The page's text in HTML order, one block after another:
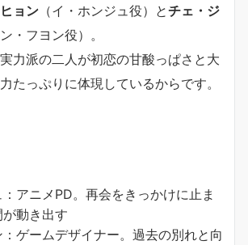
ョン （イ・ホンジュ役）とチェ・ジ
・フヨン役）。
力派の二人が初恋の甘酸っぱさと大
たっぷりに体現しているからです。
アニメPD。再会をきっかけに止ま
動き出す
ゲームデザイナー。過去の別れと向